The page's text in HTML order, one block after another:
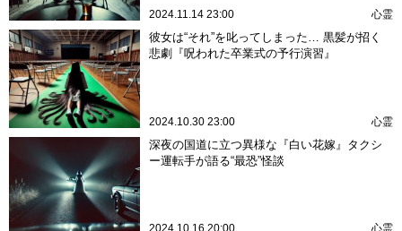
2024.11.14 23:00 心霊
彼女は“それ”を叱ってしまった… 黒髪が招く
悲劇『呪われた卒業式の予行演習』
2024.10.30 23:00 心霊
深夜の国道に立つ異様な『白い花嫁』タクシ
ー運転手が語る“最恐”怪談
2024.10.16 20:00 心霊